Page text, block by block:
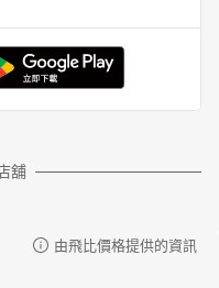
舖
由飛比價格提供的資訊